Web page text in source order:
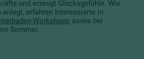
und erzeugt Glücksgefühle. Wie
anlegt, erfahren Interessierte in
Workshops sowie bei
Sommer.